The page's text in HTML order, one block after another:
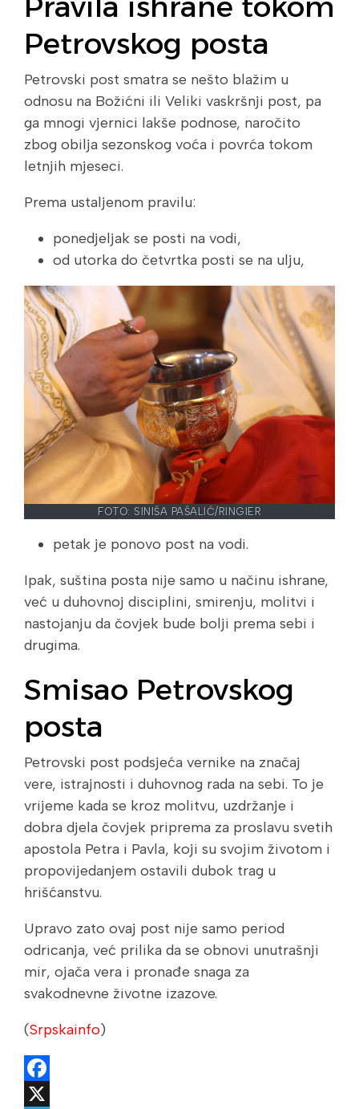
Petrovskog posta
Petrovski post smatra se nešto blažim u
odnosu na Božićni ili Veliki vaskršnji post, pa
ga mnogi vjernici lakše podnose, naročito
zbog obilja sezonskog voća i povrća tokom
letnjih mjeseci.
Prema ustaljenom pravilu:
ponedjeljak se posti na vodi,
od utorka do četvrtka posti se na ulju,
FOTO: SINIŠA PAŠALIĆ/RINGIER
petak je ponovo post na vodi.
Ipak, suština posta nije samo u načinu ishrane,
već u duhovnoj disciplini, smirenju, molitvi i
nastojanju da čovjek bude bolji prema sebi i
drugima.
Smisao Petrovskog
posta
Petrovski post podsjeća vernike na značaj
vere, istrajnosti i duhovnog rada na sebi. To je
vrijeme kada se kroz molitvu, uzdržanje i
dobra djela čovjek priprema za proslavu svetih
apostola Petra i Pavla, koji su svojim životom i
propovijedanjem ostavili dubok trag u
hrišćanstvu.
Upravo zato ovaj post nije samo period
odricanja, već prilika da se obnovi unutrašnji
mir, ojača vera i pronađe snaga za
svakodnevne životne izazove.
(Srpskainfo)
Facebook